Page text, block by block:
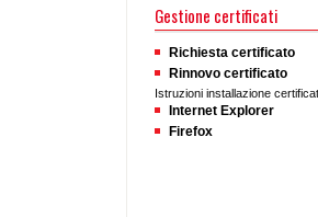
Gestione certificati
Richiesta certificato
Rinnovo certificato
Istruzioni installazione
Internet Explorer
Firefox